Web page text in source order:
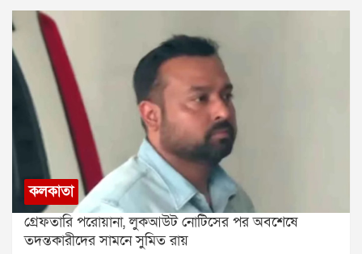
কলকাতা
গ্রেফতারি পরোয়ানা, লুকআউট নোটিসের পর অবশেষে
তদন্তকারীদের সামনে সুমিত রায়